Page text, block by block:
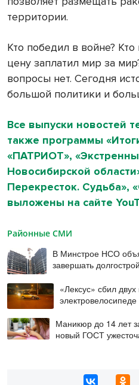
территории.
Кто победил в войне?
цену заплатил мир за
вопросы нет. Сегодня
большой политики и
Все выпуски новостей
также программы
«ПАТРИОТ»,
Новосибирской
Перекресток. Судьба»,
выложены на сайте
Районные СМИ
В Минстрое НСО
завершать
«Лексус» сбил
Маникюр до 14 лет
новый ГОСТ